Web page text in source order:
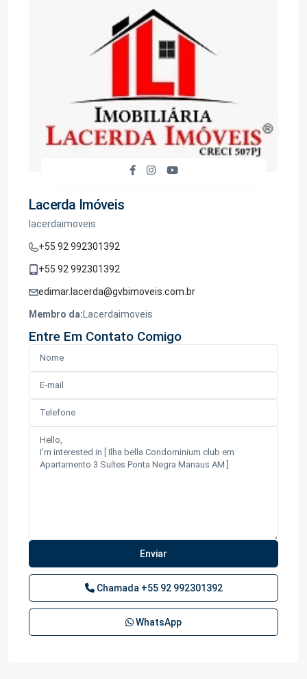
Lacerda Imóveis
lacerdaimoveis
+55 92 992301392
+55 92 992301392
edimar.lacerda@gvbimoveis.com.br
Membro da: Lacerdaimoveis
Entre Em Contato Comigo
Chamada +55 92 992301392
WhatsApp